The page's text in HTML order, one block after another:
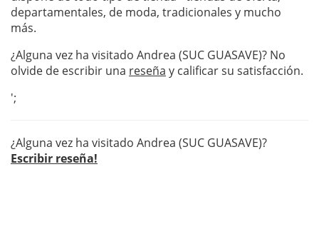
departamentales, de moda, tradicionales y mucho
más.
¿Alguna vez ha visitado Andrea (SUC GUASAVE)? No
olvide de escribir una reseña y calificar su satisfacción.
';
¿Alguna vez ha visitado Andrea (SUC GUASAVE)?
Escribir reseña!